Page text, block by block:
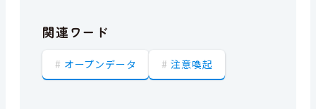
関連ワード
オープンデータ 注意喚起